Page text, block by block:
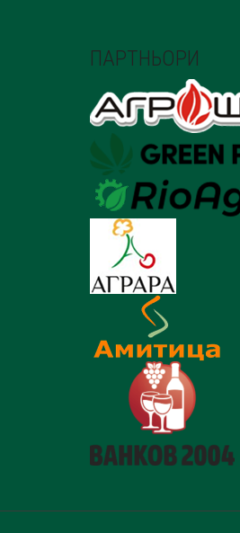
ПАРТНЬОРИ